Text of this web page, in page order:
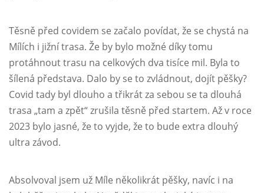
Těsně před covidem se začalo povídat, že se chystá na
Mílích i jižní trasa. Že by bylo možné díky tomu
protáhnout trasu na celkových dva tisíce mil. Byla to
šílená představa. Dalo by se to zvládnout, dojít pěšky?
Covid tady byl dlouho a třikrát za sebou se ta dlouhá
trasa „tam a zpět“ zrušila těsně před startem. Až v roce
2023 bylo jasné, že to vyjde, že to bude extra dlouhý
ultra závod.
Absolvoval jsem už Míle několikrát pěšky, navíc i na